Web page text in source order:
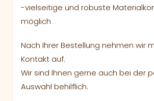
-vielseitige und robuste
möglich
Nach Ihrer Bestellung nehmen wir
Kontakt auf.
Wir sind Ihnen gerne auch bei der
Auswahl behilflich.